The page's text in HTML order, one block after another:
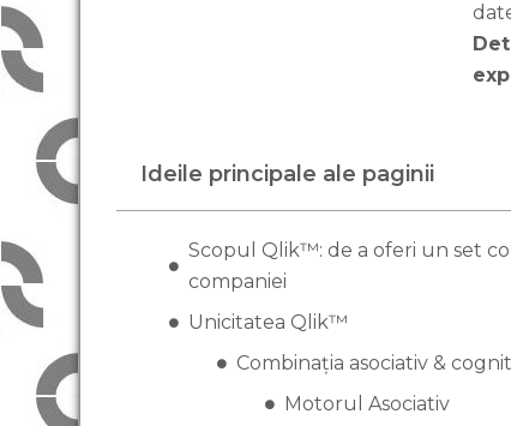
Ideile principale ale paginii
Scopul Qlik™: de a oferi un set
companiei
Unicitatea Qlik™
Combinația asociativ &
Motorul Asociativ